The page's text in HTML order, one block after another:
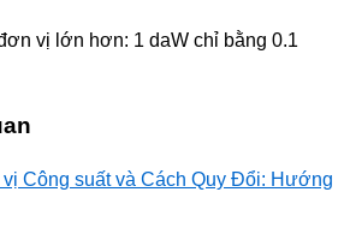
vị lớn hơn: 1 daW chỉ bằng 0.1
Công suất và Cách Quy Đổi: Hướng